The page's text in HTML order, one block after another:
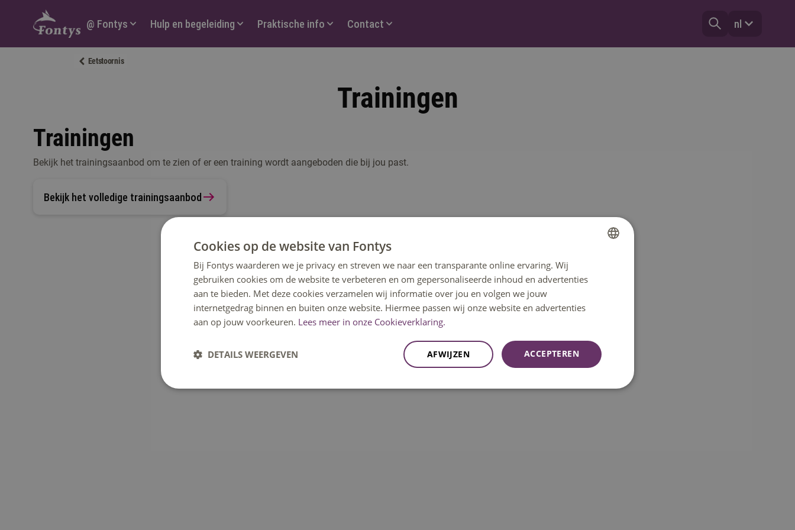
Hoofdmenu
@ Fontys Hulp en begeleiding Praktische info Contact nl
Eetstoornis
Trainingen
Trainingen
Bekijk het trainingsaanbod om te zien of er een training wordt aangeboden die bij jou past.
Bekijk het volledige trainingsaanbod
ENGLISH
Cookies op de website van Fontys
Bij Fontys waarderen we je privacy en streven we naar een transparante online ervaring. Wij
gebruiken cookies om de website te verbeteren en om gepersonaliseerde inhoud en advertenties
aan te bieden. Met deze cookies verzamelen wij informatie over jou en volgen we jouw
internetgedrag binnen en buiten onze website. Hiermee passen wij onze website en advertenties
aan op jouw voorkeuren. Lees meer in onze Cookieverklaring.
ACCEPTEREN
AFWIJZEN
DETAILS WEERGEVEN